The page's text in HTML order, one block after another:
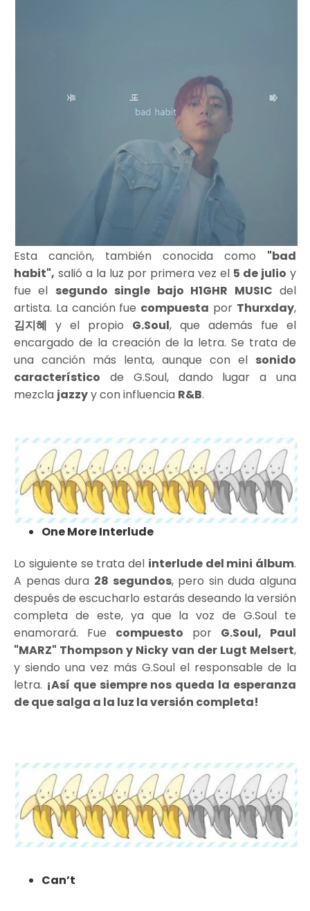
Esta canción, también conocida como "bad
habit", salió a la luz por primera vez el 5 de julio y
fue el segundo single bajo H1GHR MUSIC del
artista. La canción fue compuesta por Thurxday,
김지혜 y el propio G.Soul, que además fue el
encargado de la creación de la letra. Se trata de
una canción más lenta, aunque con el sonido
característico de G.Soul, dando lugar a una
mezcla jazzyy con influencia R&B.
One More Interlude
Lo siguiente se trata del interlude del mini álbum.
A penas dura 28 segundos, pero sin duda alguna
después de escucharlo estarás deseando la versión
completa de este, ya que la voz de G.Soul te
enamorará. Fue compuesto por G.Soul, Paul
"MARZ" Thompson y Nicky van der Lugt Melsert,
y siendo una vez más G.Soul el responsable de la
letra. ¡Así que siempre nos queda la esperanza
de que salga a la luz la versión completa!
Can’t